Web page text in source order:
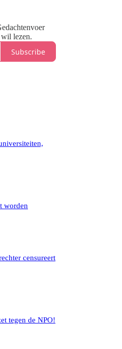
lezen.
Subscribe
worden
censureert
tegen de NPO!